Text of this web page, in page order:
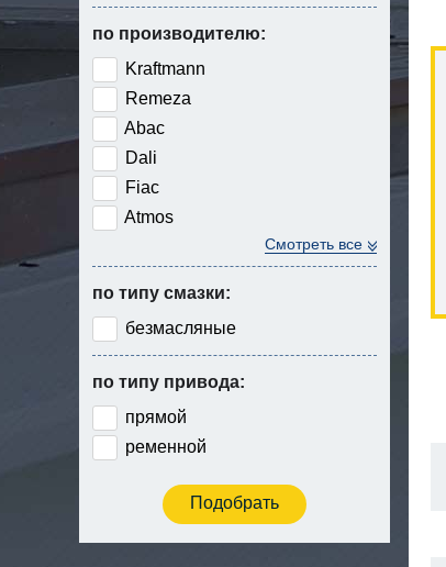
по производителю:
Kraftmann
Remeza
Abac
Dali
Fiac
Atmos
Смотреть все
по типу смазки:
безмасляные
по типу привода:
прямой
ременной